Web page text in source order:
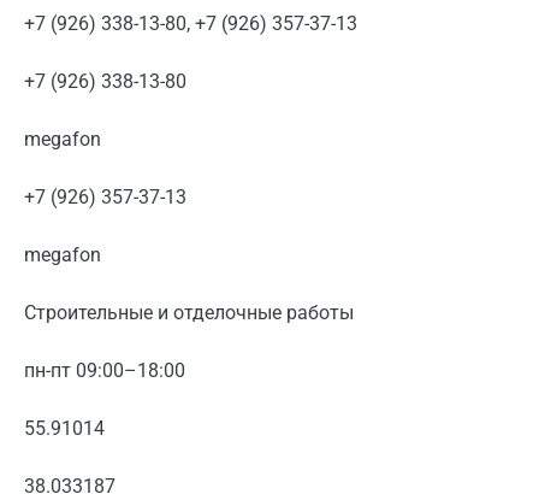
+7 (926) 338-13-80, +7 (926) 357-37-13
+7 (926) 338-13-80
megafon
+7 (926) 357-37-13
megafon
Строительные и отделочные работы
пн-пт 09:00–18:00
55.91014
38.033187